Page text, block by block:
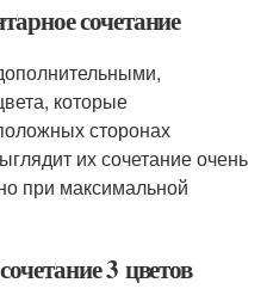
сочетание
которые
сторонах
их сочетание очень
при максимальной
3 цветов